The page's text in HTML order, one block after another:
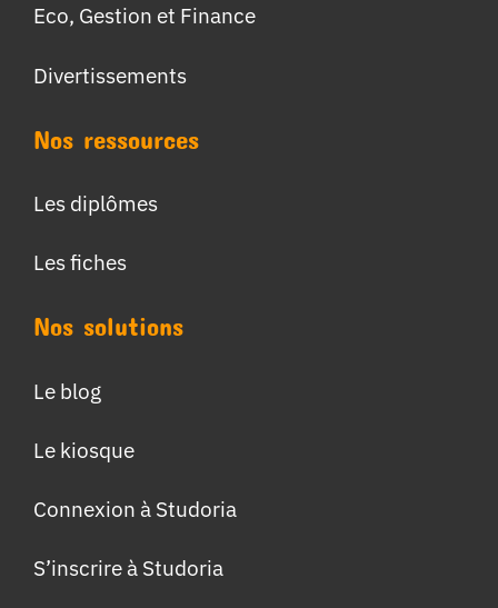
Eco, Gestion et Finance
Divertissements
Nos ressources
Les diplômes
Les fiches
Nos solutions
Le blog
Le kiosque
Connexion à Studoria
S’inscrire à Studoria